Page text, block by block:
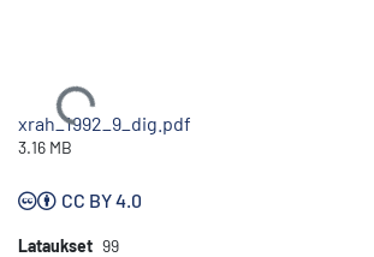
Ladataan...
xrah_1992_9_dig.pdf
3.16 MB
CC BY 4.0
Lataukset 99